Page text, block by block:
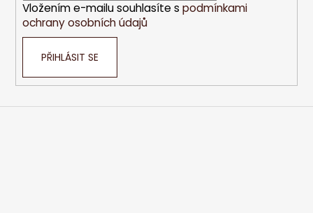
Vložením e-mailu souhlasíte s podmínkami
ochrany osobních údajů
PŘIHLÁSIT SE